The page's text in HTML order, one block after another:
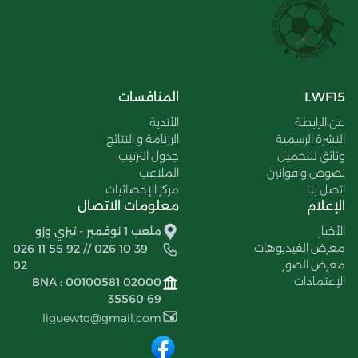
LWF15
عن الرابطة
النشرة الرسمية
وثائق للتحميل
نصوص و قوانين
اتصل بنا
المنافسات
الأندية
الرزنامة و النتائج
جدول الترتيب
الملاعب
مركز الإحصائيات
الإعلام
الأخبار
معرض الفيديوهات
معرض الصور
الإعتمادات
معلومات الاتصال
ملعب 1 نوفمبر - تيزي وزو
026 11 55 92 // 026 10 39
02
BNA : 00100581 02000
35560 69
liguewto@gmail.com